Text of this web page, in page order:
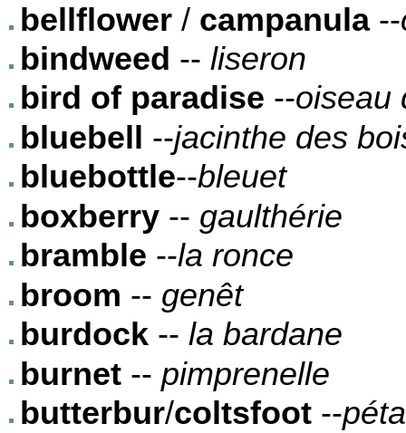
bellflower / campanula--
bindweed -- liseron
bird of paradise --oiseau
bluebell --jacinthe des
bluebottle--bleuet
boxberry -- gaulthérie
bramble --la ronce
broom -- genêt
burdock -- la bardane
burnet -- pimprenelle
butterbur/coltsfoot --